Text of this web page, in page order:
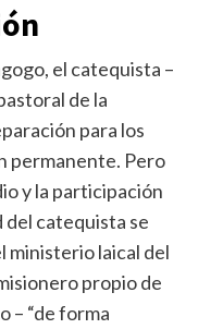
el catequista –
de la
para los
permanente. Pero
y la participación
del catequista se
ministerio laical del
propio de
– “de forma